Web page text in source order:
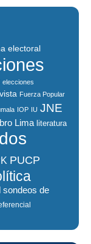
electoral
elecciones
Fuerza Popular
IOP IU JNE
Lima literatura
PUCP
sondeos de